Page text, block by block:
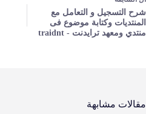
شرح التسجيل و التعامل مع
المنتديات وكتابة موضوع فى
منتدي ومعهد ترايدنت - traidnt
مقالات مشابهة